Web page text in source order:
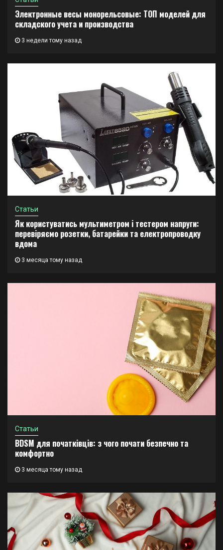
Электронные весы монорельсовые: ТОП моделей для
складского учета и производства
3 недели тому назад
Статьи
Як користуватись мультиметром і тестером напруги:
перевіряємо розетки, батарейки та електропроводку
вдома
3 месяца тому назад
Статьи
BDSM для початківців: з чого почати безпечно та
комфортно
3 месяца тому назад